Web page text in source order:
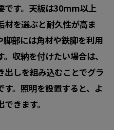
です。天板は30mm以上
材を選ぶと耐久性が高ま
脚部には角材や鉄脚を利用
収納を付けたい場合は、
出しを組み込むことでグラ
。照明を設置すると、よ
きます。